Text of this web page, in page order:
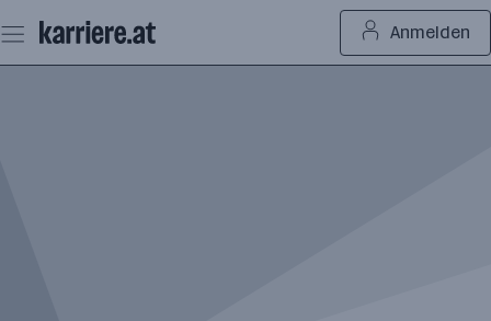
Seiteninhalt
springen
Anmelden